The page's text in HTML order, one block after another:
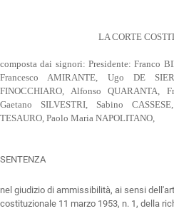
LA CORTE
composta dai signori: Presidente: Franco
Francesco AMIRANTE, Ugo DE
FINOCCHIARO, Alfonso QUARANTA,
Gaetano SILVESTRI, Sabino
TESAURO, Paolo Maria NAPOLITANO,
SENTENZA
nel giudizio di ammissibilità, ai sensi
costituzionale 11 marzo 1953, n. 1, della